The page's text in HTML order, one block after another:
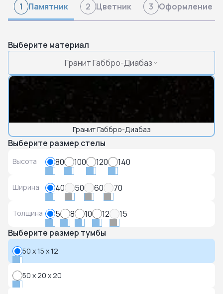
1 Памятник 2 Цветник 3 Оформление
Выберите материал
Гранит Габбро-Диабаз
Гранит Габбро-Диабаз
Выберите размер стелы
Высота 80 100 120 140
Ширина 40 50 60 70
Толщина 5 8 10 12
15
Выберите размер тумбы
50 x 15 x 12
50 x 20 x 20